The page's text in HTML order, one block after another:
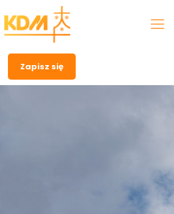
Zapisz się